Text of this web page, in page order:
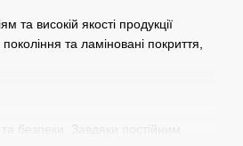
та високій якості продукції
та ламіновані покриття,
безпеки. Завдяки постійним